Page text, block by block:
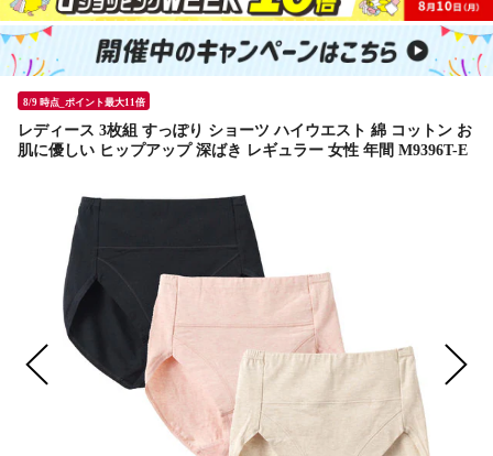
8/9 時点_ポイント最大11倍
レディース 3枚組 すっぽり ショーツ ハイウエスト 綿 コットン お
肌に優しい ヒップアップ 深ばき レギュラー 女性 年間 M9396T-E